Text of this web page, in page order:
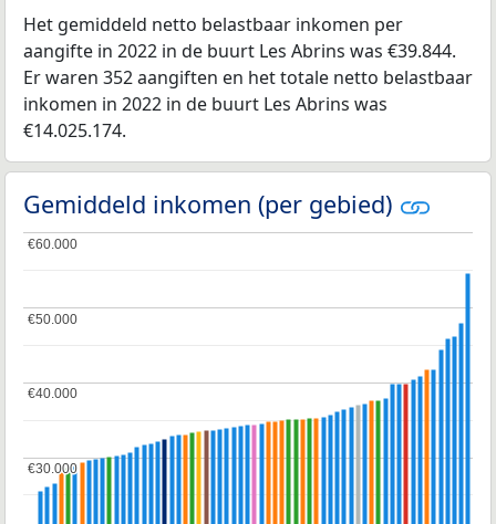
Het gemiddeld netto belastbaar inkomen per
aangifte in 2022 in de buurt Les Abrins was €39.844.
Er waren 352 aangiften en het totale netto belastbaar
inkomen in 2022 in de buurt Les Abrins was
€14.025.174.
Gemiddeld inkomen (per gebied)
€30.000
€30.000
€40.000
€40.000
€50.000
€50.000
€60.000
€60.000